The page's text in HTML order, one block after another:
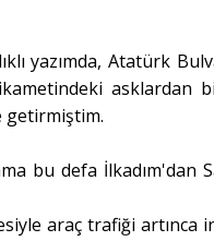
yazımda, Atatürk
asklardan
getirmiştim.
bu defa İlkadım'dan
araç trafiği artınca